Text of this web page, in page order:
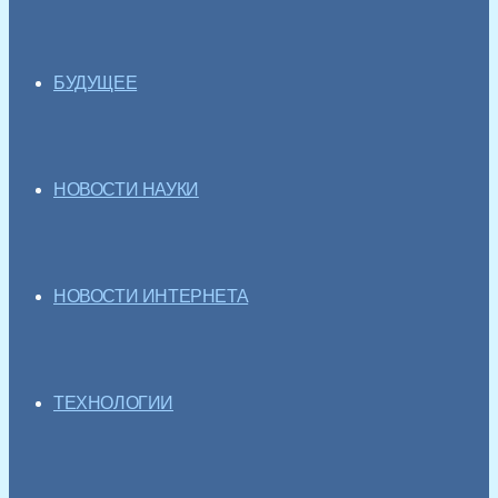
БУДУЩЕЕ
НОВОСТИ НАУКИ
НОВОСТИ ИНТЕРНЕТА
ТЕХНОЛОГИИ